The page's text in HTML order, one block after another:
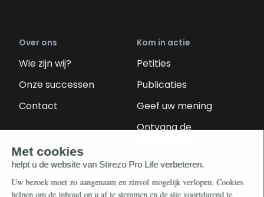
Over ons
Wie zijn wij?
Onze successen
Contact
Kom in actie
Petities
Publicaties
Geef uw mening
Ontvang de
Steun ons Info